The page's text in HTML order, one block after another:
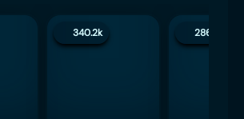
340.2k 286.4k